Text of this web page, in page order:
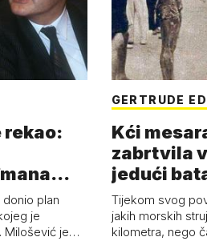
rekao:
donio plan
je
Milošević je…
GERTRUDE
Kći
zabrtvila
jedući
Tijekom svog
jakih morskih
kilometra, nego